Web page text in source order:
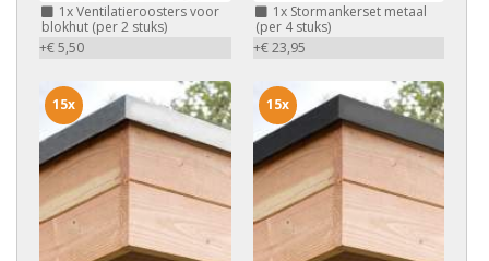
1xVentilatieroosters voor
blokhut (per 2 stuks)
+€ 5,50
1xStormankerset metaal
(per 4 stuks)
+€ 23,95
15x 15x